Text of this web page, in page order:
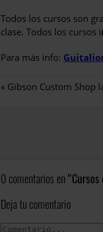
Todos los cursos son
clase. Todos los cursos i
Para más info:
« Gibson Custom Shop lanza
0 comentarios en
Deja tu comentario